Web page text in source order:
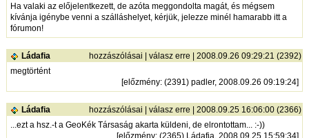
Ha valaki az előjelentkezett, de azóta meggondolta magát, és mégsem
kívánja igénybe venni a szálláshelyet, kérjük, jelezze minél hamarabb itt a
fórumon!
Ládafia hozzászólásai |válasz erre | 2008.09.26 09:29:21 (2392)
megtörtént
[előzmény: (2391) padler, 2008.09.26 09:19:24]
Ládafia hozzászólásai |válasz erre | 2008.09.25 16:06:00 (2366)
...ezt a hsz.-t a GeoKék Társaság akarta küldeni, de elrontottam... :-))
[előzmény: (2365) Ládafia, 2008.09.25 15:59:34]